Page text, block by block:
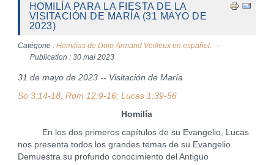
HOMILÍA PARA LA FIESTA DE LA
VISITACIÓN DE MARÍA (31 MAYO DE
2023)
Catégorie : Homilías de Dom Armand Veilleux en español.
Publication : 30 mai 2023
31 de mayo de 2023 -- Visitación de María
So 3:14-18; Rom 12:9-16; Lucas 1:39-56
Homilía
En los dos primeros capítulos de su Evangelio, Lucas
nos presenta todos los grandes temas de su Evangelio.
Demuestra su profundo conocimiento del Antiguo